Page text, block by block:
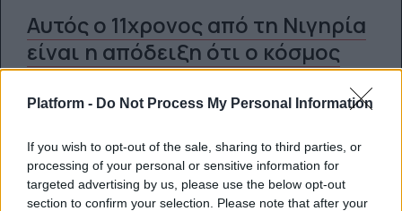
Platform - Do Not Process My Personal Information
If you wish to opt-out of the sale, sharing to third parties, or
processing of your personal or sensitive information for
targeted advertising by us, please use the below opt-out
section to confirm your selection. Please note that after your
Αυτός ο 11χρονος από τη Νιγηρία
είναι η απόδειξη ότι ο κόσμος
μας είναι ακόμα όμορφος
και αιτία για μία σημαντική υποτροφία
24.08.2020